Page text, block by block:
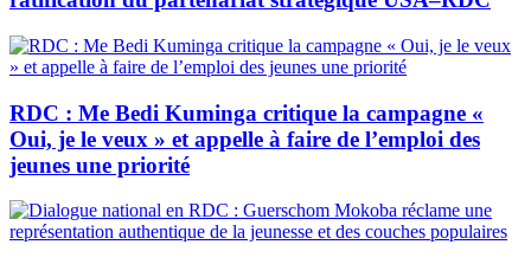
RDC : Me Bedi Kuminga critique la campagne «
Oui, je le veux » et appelle à faire de l’emploi des
jeunes une priorité